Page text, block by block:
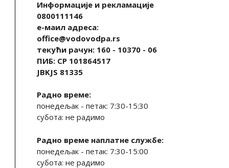
Информације и рекламације
0800111146
е-маил адреса:
office@vodovodpa.rs
текући рачун: 160 - 10370 - 06
ПИБ: СР 101864517
JBKJS 81335
Радно време:
понедељак - петак: 7:30-15:30
субота: не радимо
Радно време наплатне службе:
понедељак - петак: 7:30-15:00
субота: не радимо